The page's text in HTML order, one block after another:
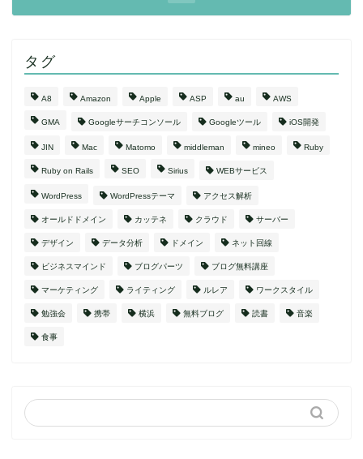
タグ
A8 Amazon Apple ASP au AWS
GMA Googleサーチコンソール Googleツール iOS開発
JIN Mac Matomo middleman mineo Ruby
Ruby on Rails SEO Sirius WEBサービス
WordPress WordPressテーマ アクセス解析
オールドドメイン カッテネ クラウド サーバー
デザイン データ分析 ドメイン ネット回線
ビジネスマインド ブログパーツ ブログ無料講座
マーケティング ライティング ルレア ワークスタイル
勉強会 携帯 横浜 無料ブログ 読書 音楽
食事